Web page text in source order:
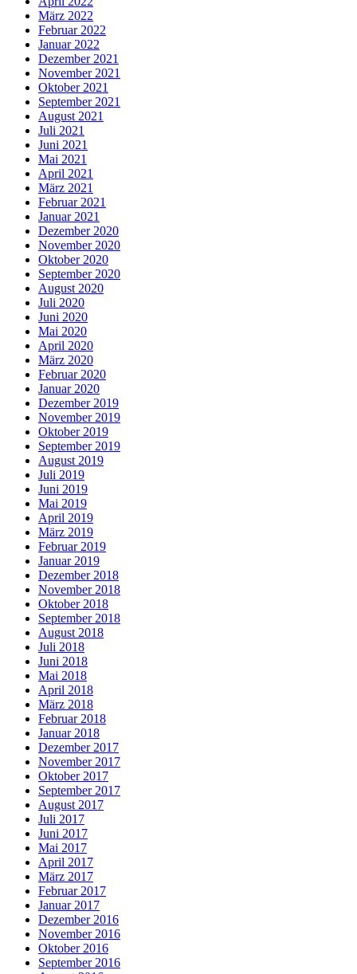
März 2022
Februar 2022
Januar 2022
Dezember 2021
November 2021
Oktober 2021
September 2021
August 2021
Juli 2021
Juni 2021
Mai 2021
April 2021
März 2021
Februar 2021
Januar 2021
Dezember 2020
November 2020
Oktober 2020
September 2020
August 2020
Juli 2020
Juni 2020
Mai 2020
April 2020
März 2020
Februar 2020
Januar 2020
Dezember 2019
November 2019
Oktober 2019
September 2019
August 2019
Juli 2019
Juni 2019
Mai 2019
April 2019
März 2019
Februar 2019
Januar 2019
Dezember 2018
November 2018
Oktober 2018
September 2018
August 2018
Juli 2018
Juni 2018
Mai 2018
April 2018
März 2018
Februar 2018
Januar 2018
Dezember 2017
November 2017
Oktober 2017
September 2017
August 2017
Juli 2017
Juni 2017
Mai 2017
April 2017
März 2017
Februar 2017
Januar 2017
Dezember 2016
November 2016
Oktober 2016
September 2016